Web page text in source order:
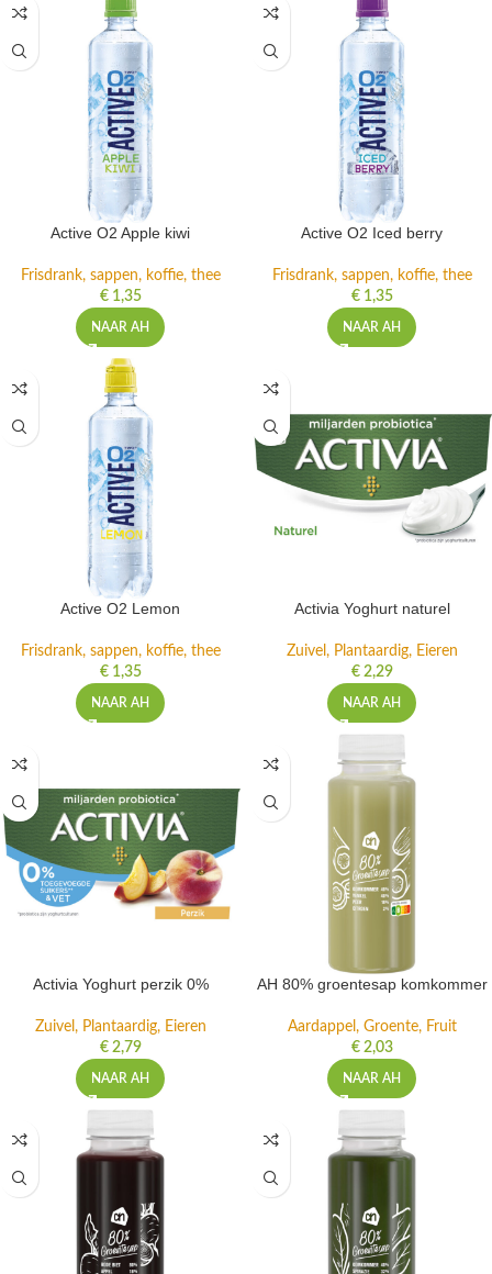
Active O2 Apple kiwi
Frisdrank, sappen, koffie, thee
€1,35
NAAR AH
Active O2 Iced berry
Frisdrank, sappen, koffie, thee
€1,35
NAAR AH
Active O2 Lemon
Frisdrank, sappen, koffie, thee
€1,35
NAAR AH
Activia Yoghurt naturel
Zuivel, Plantaardig, Eieren
€2,29
NAAR AH
Activia Yoghurt perzik 0%
Zuivel, Plantaardig, Eieren
€2,79
NAAR AH
AH 80% groentesap komkommer
Aardappel, Groente, Fruit
€2,03
NAAR AH